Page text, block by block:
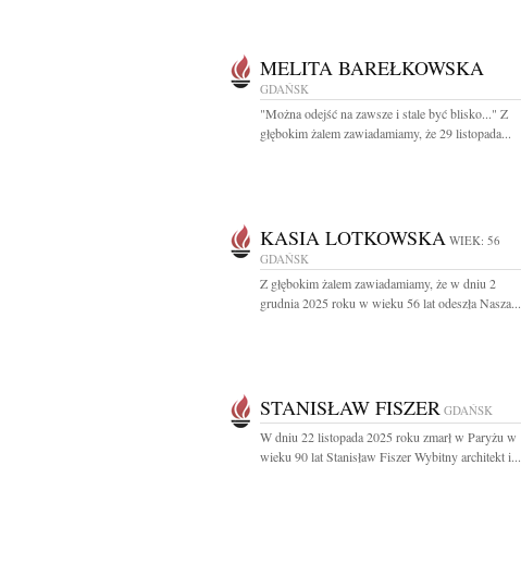
MELITA BAREŁKOWSKA
GDAŃSK
"Można odejść na zawsze i stale być blisko..." Z
głębokim żalem zawiadamiamy, że 29 listopada...
KASIA LOTKOWSKA WIEK: 56
GDAŃSK
Z głębokim żalem zawiadamiamy, że w dniu 2
grudnia 2025 roku w wieku 56 lat odeszła Nasza...
STANISŁAW FISZER GDAŃSK
W dniu 22 listopada 2025 roku zmarł w Paryżu w
wieku 90 lat Stanisław Fiszer Wybitny architekt i...